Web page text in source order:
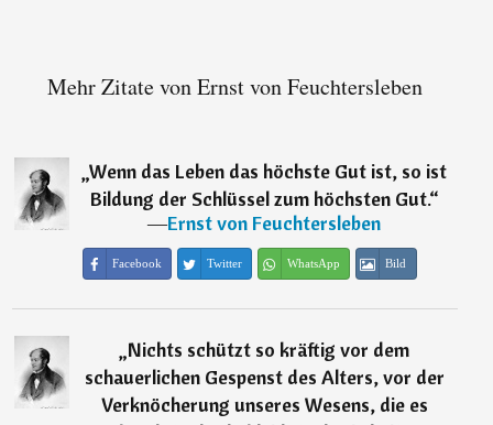
Mehr Zitate von Ernst von Feuchtersleben
„Wenn das Leben das höchste Gut ist, so ist
Bildung der Schlüssel zum höchsten Gut.“
―Ernst von Feuchtersleben
Facebook Twitter WhatsApp Bild
„Nichts schützt so kräftig vor dem
schauerlichen Gespenst des Alters, vor der
Verknöcherung unseres Wesens, die es